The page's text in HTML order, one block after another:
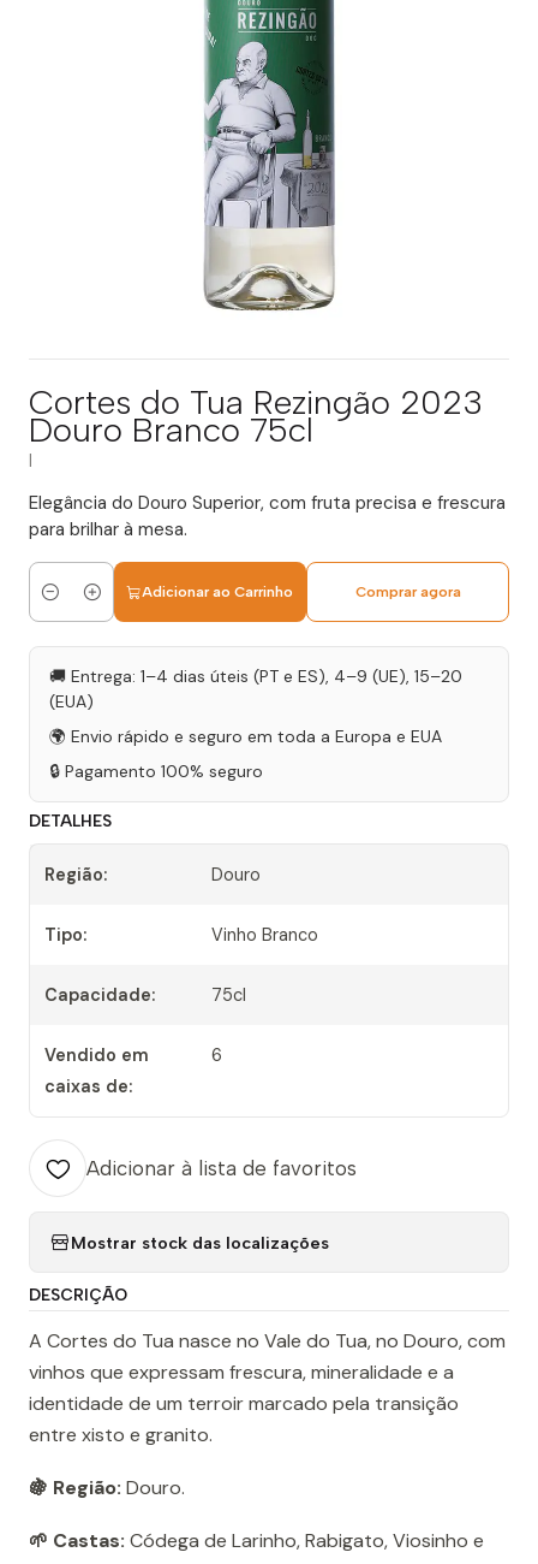
Cortes do Tua Rezingão 2023
Douro Branco 75cl
Elegância do Douro Superior, com fruta precisa e frescura
para brilhar à mesa.
Quantidade
Adicionar ao Carrinho Comprar agora
🚚 Entrega: 1–4 dias úteis (PT e ES), 4–9 (UE), 15–20
(EUA)
🌍 Envio rápido e seguro em toda a Europa e EUA
🔒 Pagamento 100% seguro
DETALHES
Região: Douro
Tipo: Vinho Branco
Capacidade: 75cl
Vendido em
caixas de:
6
Adicionar à lista de favoritos
Mostrar stock das localizações
DESCRIÇÃO
A Cortes do Tua nasce no Vale do Tua, no Douro, com
vinhos que expressam frescura, mineralidade e a
identidade de um terroir marcado pela transição
entre xisto e granito.
🍇 Região: Douro.
🌱 Castas: Códega de Larinho, Rabigato, Viosinho e